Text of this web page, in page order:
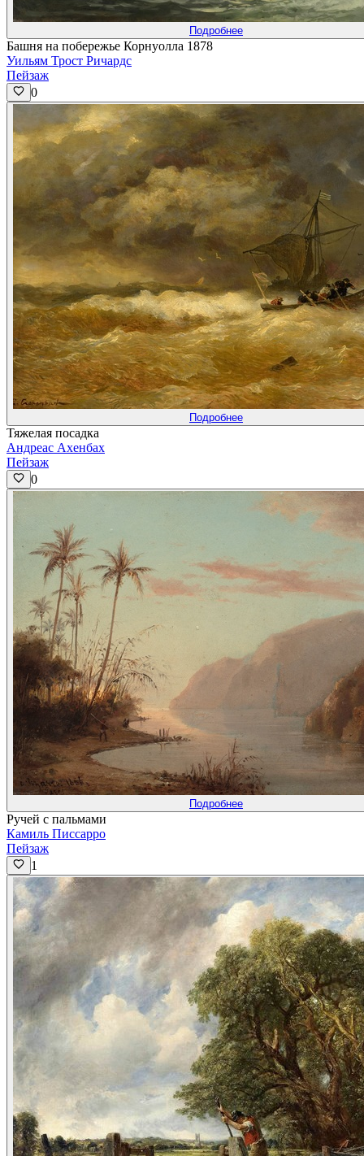
Подробнее
Башня на побережье Корнуолла 1878
Уильям Трост Ричардс
Пейзаж
0
Подробнее
Тяжелая посадка
Андреас Ахенбах
Пейзаж
0
Подробнее
Ручей с пальмами
Камиль Писсарро
Пейзаж
1